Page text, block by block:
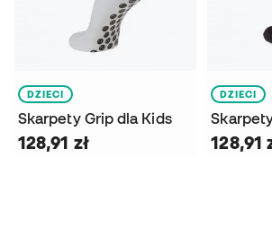
DZIECI
Skarpety Grip dla Kids
128,91 zł
DZIECI
128,91